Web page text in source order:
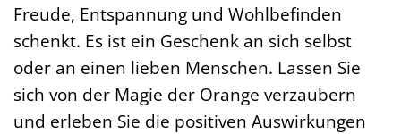
Freude, Entspannung und Wohlbefinden
schenkt. Es ist ein Geschenk an sich selbst
oder an einen lieben Menschen. Lassen Sie
sich von der Magie der Orange verzaubern
und erleben Sie die positiven Auswirkungen